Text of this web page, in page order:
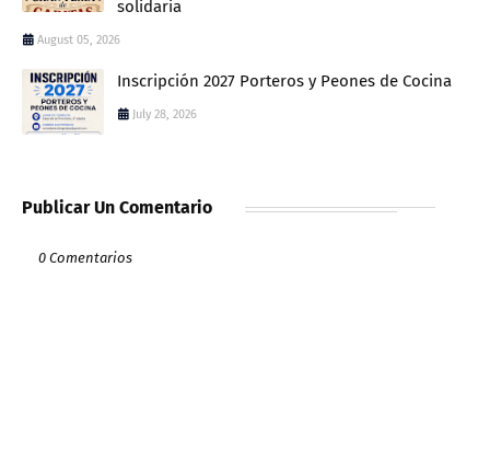
solidaria
August 05, 2026
Inscripción 2027 Porteros y Peones de Cocina
July 28, 2026
Publicar Un Comentario
0 Comentarios